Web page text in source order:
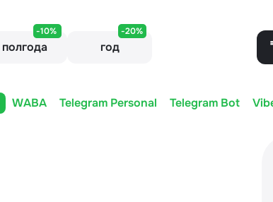
полгода
-10%
год
-20%
WABA Telegram Personal Telegram Bot